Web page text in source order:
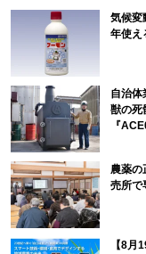
気候変
年使え
自治
獣の死
『
農薬の
売所で
【8月